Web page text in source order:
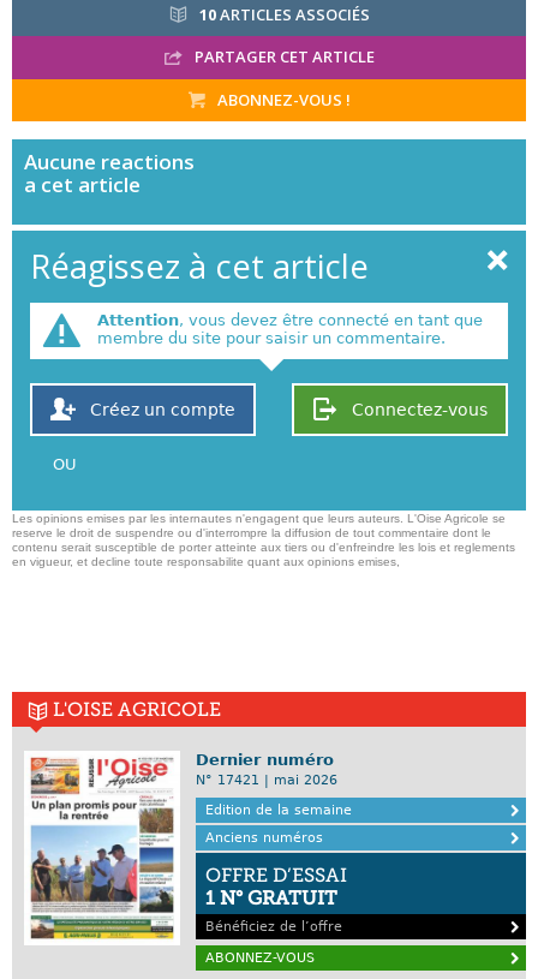
10ARTICLES ASSOCIÉS
PARTAGER CET ARTICLE
ABONNEZ-VOUS !
Aucune reactions
a cet article
Réagissez à cet article
Attention, vous devez être connecté en tant que
membre du site pour saisir un commentaire.
Connectez-vous
Créez un compte
OU
Les opinions emises par les internautes n'engagent que leurs auteurs. L'Oise Agricole se
reserve le droit de suspendre ou d'interrompre la diffusion de tout commentaire dont le
contenu serait susceptible de porter atteinte aux tiers ou d'enfreindre les lois et reglements
en vigueur, et decline toute responsabilite quant aux opinions emises,
L'OISE AGRICOLE
Dernier numéro
N° 17421 | mai 2026
Edition de la semaine
Anciens numéros
OFFRE D’ESSAI
1 N° GRATUIT
Bénéficiez de l’offre
ABONNEZ-VOUS